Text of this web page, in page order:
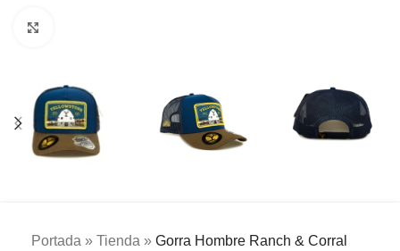
Portada » Tienda » Gorra Hombre Ranch & Corral